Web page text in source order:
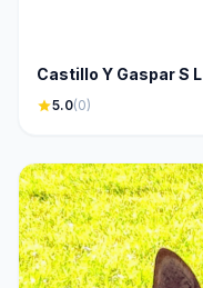
Castillo Y Gaspar S L
star5.0(0)